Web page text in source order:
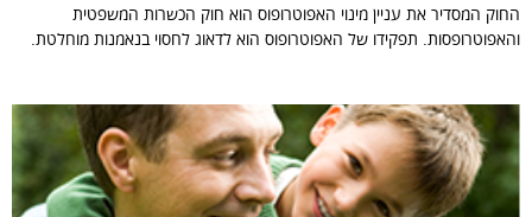
החוק המסדיר את עניין מינוי האפוטרופוס הוא חוק הכשרות המשפטית
והאפוטרופסות. תפקידו של האפוטרופוס הוא לדאוג לחסוי בנאמנות מוחלטת.